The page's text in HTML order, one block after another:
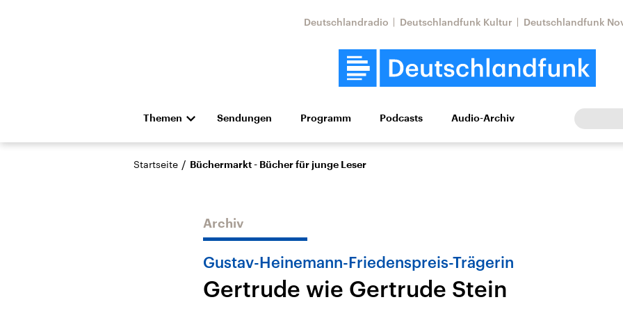
Deutschlandradio Deutschlandfunk Kultur Deutschlandfunk
Themen
Die Nachrichten Politik Wirtschaft Wissen Kultur Europa
Hörspiel und Feature Musik
Landtagswahl Sachsen-
USA
Nahostkonflikt
Sendungen Programm Podcasts Audio-Archiv
Startseite / Büchermarkt - Bücher für junge Leser
Archiv
Gustav-Heinemann-Friedenspreis-Trägerin
Gertrude wie Gertrude Stein